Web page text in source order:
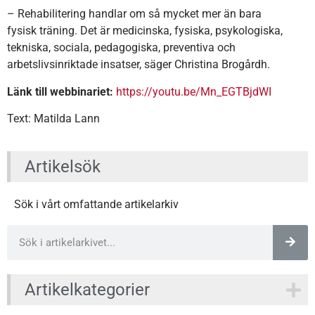
– Rehabilitering handlar om så mycket mer än bara
fysisk träning. Det är medicinska, fysiska, psykologiska,
tekniska, sociala, pedagogiska, preventiva och
arbetslivsinriktade insatser, säger Christina Brogårdh.
Länk till webbinariet: https://youtu.be/Mn_EGTBjdWI
Text: Matilda Lann
Artikelsök
Sök i vårt omfattande artikelarkiv
Artikelkategorier